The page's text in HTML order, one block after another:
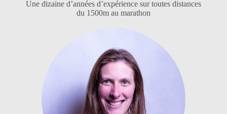
Une dizaine d’années d’expérience sur toutes distances
du 1500m au marathon